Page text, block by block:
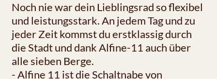
Noch nie war dein Lieblingsrad so flexibel
und leistungsstark. An jedem Tag und zu
jeder Zeit kommst du erstklassig durch
die Stadt und dank Alfine-11 auch über
alle sieben Berge.
- Alfine 11 ist die Schaltnabe von